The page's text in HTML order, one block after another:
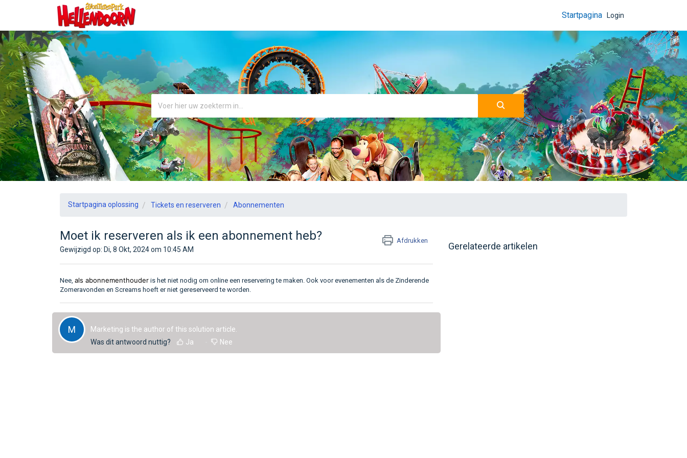
Login
Startpagina
Startpagina oplossing Tickets en reserveren Abonnementen
Moet ik reserveren als ik een abonnement heb? Afdrukken
Gewijzigd op: Di, 8 Okt, 2024 om 10:45 AM
Nee, als abonnementhouder is het niet nodig om online een reservering te maken. Ook voor evenementen als de Zinderende
Zomeravonden en Screams hoeft er niet gereserveerd te worden.
M
Marketing is the author of this solution article.
Was dit antwoord nuttig?
Ja Nee
Gerelateerde artikelen